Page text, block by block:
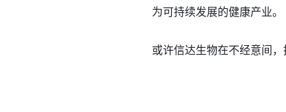
为可持续发展的健康产业。
或许信达生物在不经意间，